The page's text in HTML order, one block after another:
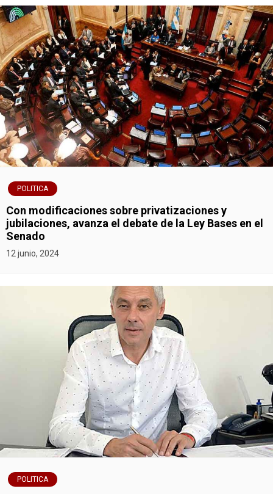
POLITICA
Con modificaciones sobre privatizaciones y
jubilaciones, avanza el debate de la Ley Bases en el
Senado
12 junio, 2024
POLITICA